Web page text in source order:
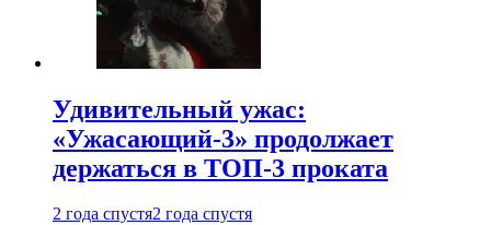
Удивительный ужас:
«Ужасающий-3» продолжает
держаться в ТОП-3 проката
2 года спустя2 года спустя